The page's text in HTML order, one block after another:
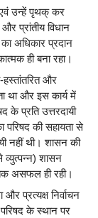
एवं उन्हें पृथक् कर
प्रांतीय विधान
का अधिकार प्रदान
ही बना रहा।
हस्तांतरित और
था और इस कार्य में
के प्रति उत्तरदायी
परिषद की सहायता से
नहीं थी। शासन की
व्युत्पन्न) शासन
असफल ही रही।
प्रत्यक्ष निर्वाचन
के स्थान पर